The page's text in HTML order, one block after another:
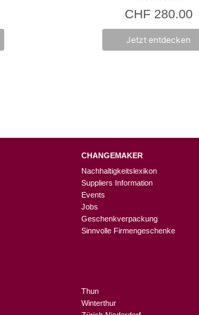
0
v
5
CHF280.00
Jetzt entdecken
CHANGEMAKER
Nachhaltigkeitslexikon
Suppliers Information
Events
Jobs
Geschenkverpackung
Sinnvolle Firmengeschenke
Thun
Winterthur